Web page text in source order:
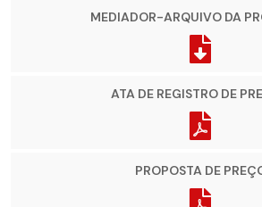
MEDIADOR-ARQUIVO DA
ATA DE REGISTRO DE
PROPOSTA DE